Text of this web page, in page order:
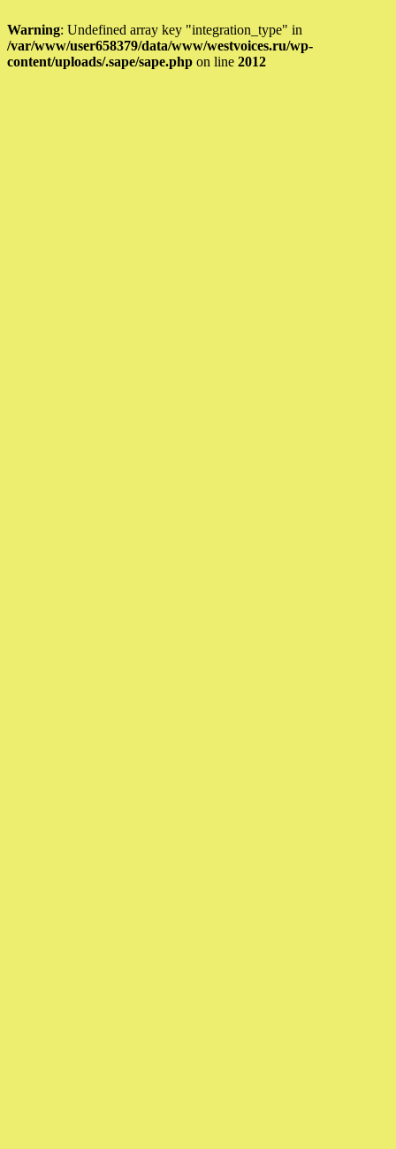
Warning: Undefined array key "integration_type" in
/var/www/user658379/data/www/westvoices.ru/wp-
content/uploads/.sape/sape.php on line 2012